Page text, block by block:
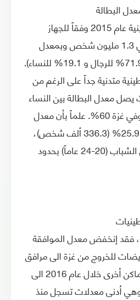
البطالة
بلغت القوة العاملة الفلسطينية عام 2015 وفقاً للجهاز
المركزي للإحصاء الفلسطيني 1.3 مليون شخص وبمعدل
مشاركة إقتصادية 45.8% (71.9% للرجال و 19.1% للنساء).
متدنية جداً على الرغم من
يصل معدل البطالة بين النساء
في الضفة الغربية 39.2%، وفي غزة 60%. علماً بأن معدل
البطالة العام للذكور والإناث 25.9% (336.3 ألف شخص)،
فيما وصل معدل البطالة بين الشباب (20-24 عاماً) بحدود
فقد إنخفض معدل الموافقة
للخروج من غزة الى مرافق
طبية في القدس الشرقية وأماكن أخرى خلال عام 2016 الى
للذكور، وهي أدنى معدلات تسجل منذ